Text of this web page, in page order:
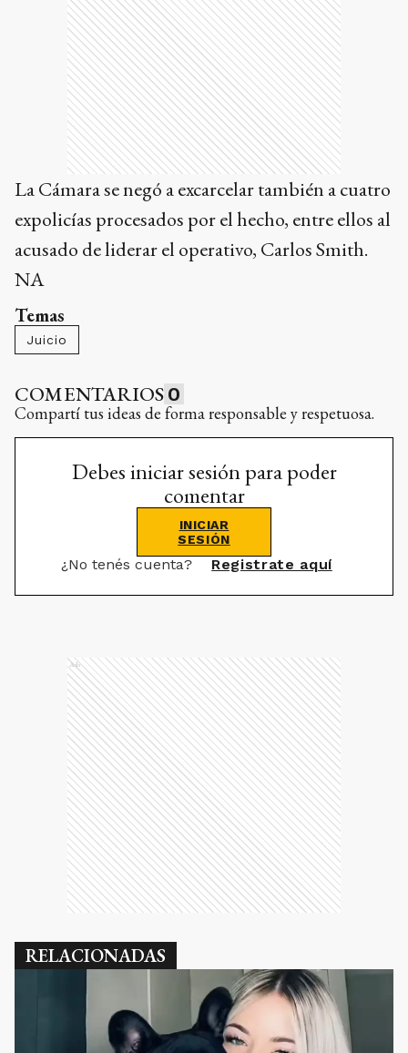
La Cámara se negó a excarcelar también a cuatro
expolicías procesados por el hecho, entre ellos al
acusado de liderar el operativo, Carlos Smith.
NA
Temas
Juicio
COMENTARIOS 0
Compartí tus ideas de forma responsable y respetuosa.
Debes iniciar sesión para poder
comentar
INICIAR
SESIÓN
¿No tenés cuenta? Registrate aquí
Ads
RELACIONADAS